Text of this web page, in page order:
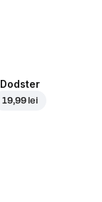
Dodster
19,99 lei